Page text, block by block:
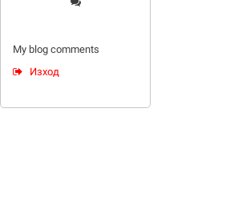
My blog comments
Изход